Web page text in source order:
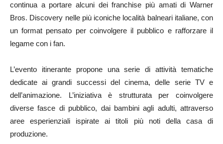
continua a portare alcuni dei franchise più amati di Warner
Bros. Discovery nelle più iconiche località balneari italiane, con
un format pensato per coinvolgere il pubblico e rafforzare il
legame con i fan.
L’evento itinerante propone una serie di attività tematiche
dedicate ai grandi successi del cinema, delle serie TV e
dell’animazione. L’iniziativa è strutturata per coinvolgere
diverse fasce di pubblico, dai bambini agli adulti, attraverso
aree esperienziali ispirate ai titoli più noti della casa di
produzione.